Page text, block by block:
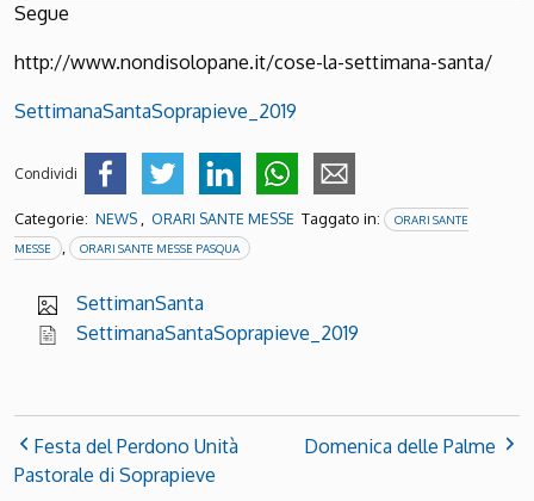
Segue
http://www.nondisolopane.it/cose-la-settimana-santa/
SettimanaSantaSoprapieve_2019
Condividi
Categorie: NEWS ORARI SANTE MESSE Taggato in:
ORARI SANTE
MESSE
ORARI SANTE MESSE PASQUA
SettimanSanta
SettimanaSantaSoprapieve_2019
Festa del Perdono Unità
Pastorale di Soprapieve
Domenica delle Palme